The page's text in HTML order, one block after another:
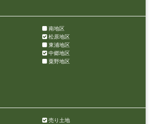
南地区
松原地区
東浦地区
中郷地区
粟野地区
売り土地